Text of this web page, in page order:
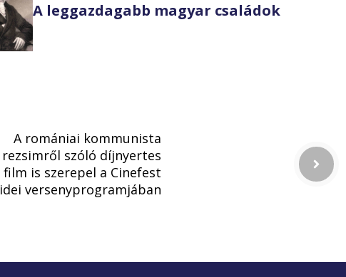
A leggazdagabb magyar családok
A romániai kommunista
rezsimről szóló díjnyertes
film is szerepel a Cinefest
idei versenyprogramjában